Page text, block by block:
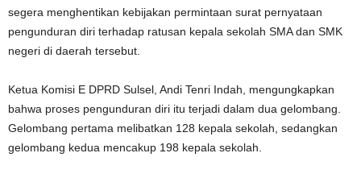
segera menghentikan kebijakan permintaan surat pernyataan
pengunduran diri terhadap ratusan kepala sekolah SMA dan SMK
negeri di daerah tersebut.
Ketua Komisi E DPRD Sulsel, Andi Tenri Indah , mengungkapkan
bahwa proses pengunduran diri itu terjadi dalam dua gelombang.
Gelombang pertama melibatkan 128 kepala sekolah, sedangkan
gelombang kedua mencakup 198 kepala sekolah.